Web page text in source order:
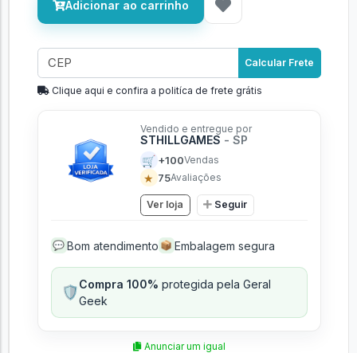
Adicionar ao carrinho
Calcular Frete
Clique aqui e confira a politíca de frete grátis
Vendido e entregue por
STHILLGAMES - SP
🛒 +100Vendas
★ 75Avaliações
Ver loja Seguir
💬 Bom atendimento 📦 Embalagem segura
🛡️Compra 100% protegida pela Geral
Geek
Anunciar um igual